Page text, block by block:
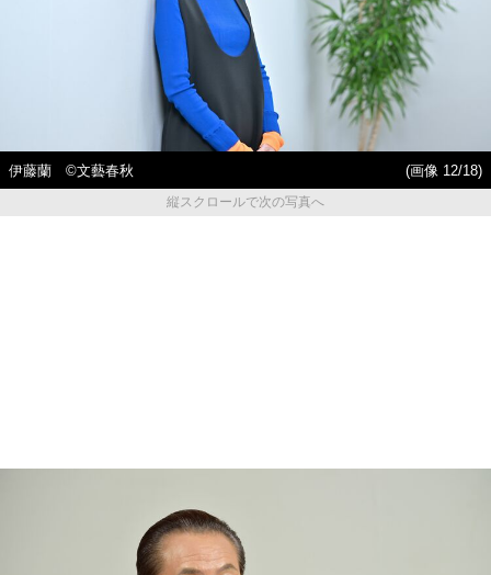
伊藤蘭 ©︎文藝春秋
(画像 12/18)
縦スクロールで次の写真へ